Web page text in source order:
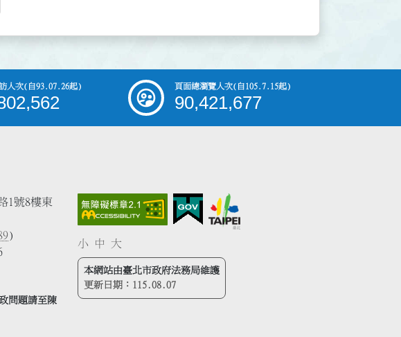
人次(自93.07.26起) 頁面總瀏覽人次(自105.7.15起)
90,421,677
1號8樓東
)
問題請至陳
小 中 大
本網站由臺北市政府法務局維護
更新日期： 115.08.07